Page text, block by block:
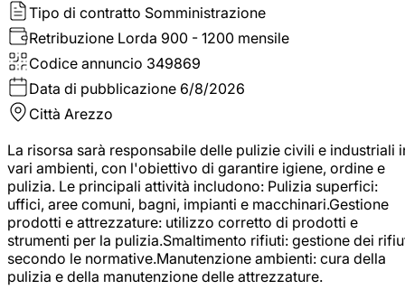
Tipo di contratto Somministrazione
Retribuzione Lorda 900 - 1200 mensile
Codice annuncio 349869
Data di pubblicazione 6/8/2026
Città Arezzo
La risorsa sarà responsabile delle pulizie civili e industriali
vari ambienti, con l'obiettivo di garantire igiene, ordine e
pulizia. Le principali attività includono: Pulizia superfici:
uffici, aree comuni, bagni, impianti e macchinari.Gestione
prodotti e attrezzature: utilizzo corretto di prodotti e
strumenti per la pulizia.Smaltimento rifiuti: gestione dei
secondo le normative.Manutenzione ambienti: cura della
pulizia e della manutenzione delle attrezzature.